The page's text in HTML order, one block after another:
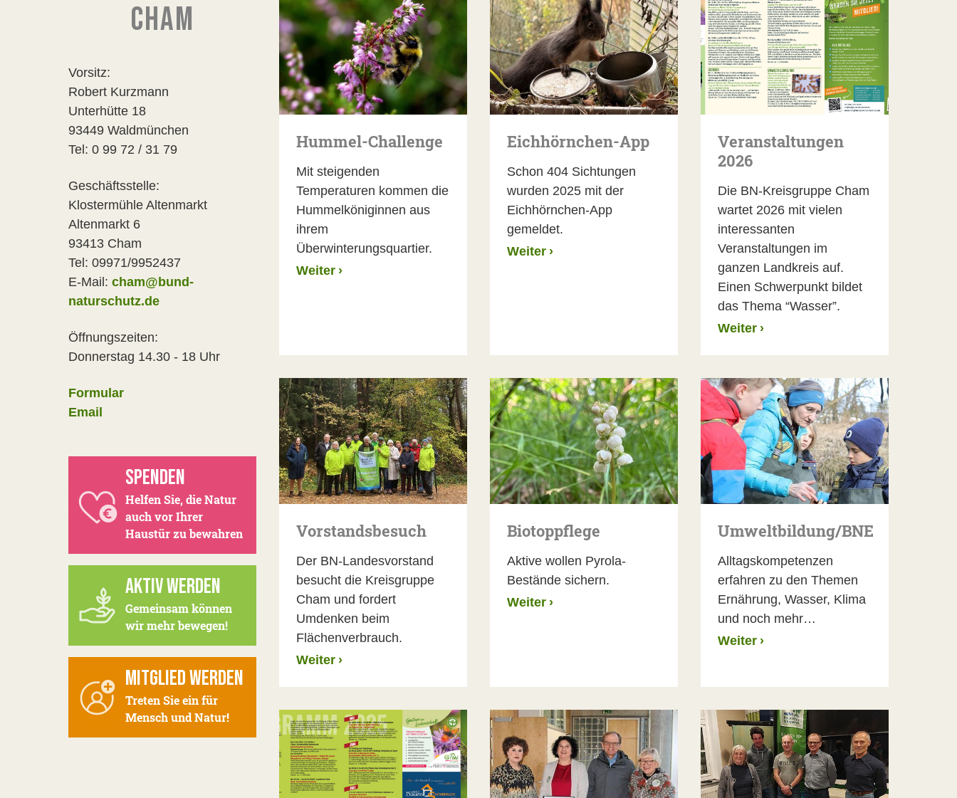
Hummel-Challenge
Mit steigenden
Temperaturen kommen die
Hummelköniginnen aus
ihrem
Überwinterungsquartier.
Weiter ›
Eichhörnchen-App
Schon 404 Sichtungen
wurden 2025 mit der
Eichhörnchen-App
gemeldet.
Weiter ›
Veranstaltungen
2026
Die BN-Kreisgruppe Cham
wartet 2026 mit vielen
interessanten
Veranstaltungen im
ganzen Landkreis auf.
Einen Schwerpunkt bildet
das Thema “Wasser”.
Weiter ›
Vorstandsbesuch
Der BN-Landesvorstand
besucht die Kreisgruppe
Cham und fordert
Umdenken beim
Flächenverbrauch.
Weiter ›
Biotoppflege
Aktive wollen Pyrola-
Bestände sichern.
Weiter ›
Umweltbildung/BNE
Alltagskompetenzen
erfahren zu den Themen
Ernährung, Wasser, Klima
und noch mehr…
Weiter ›
CHAM
Vorsitz:
Robert Kurzmann
Unterhütte 18
93449 Waldmünchen
Tel: 0 99 72 / 31 79
Geschäftsstelle:
Klostermühle Altenmarkt
Altenmarkt 6
93413 Cham
Tel: 09971/9952437
E-Mail: cham@bund-
naturschutz.de
Öffnungszeiten:
Donnerstag 14.30 - 18 Uhr
Formular
Email
SPENDEN
Helfen Sie, die Natur
auch vor Ihrer
Haustür zu bewahren
AKTIV WERDEN
Gemeinsam können
wir mehr bewegen!
MITGLIED WERDEN
Treten Sie ein für
Mensch und Natur!